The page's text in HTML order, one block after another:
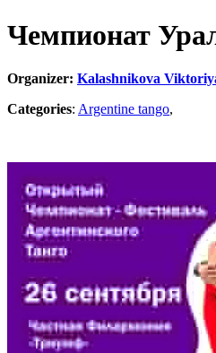
Чемпионат
Organizer: Kalashnikova
Categories: Argentine tango,